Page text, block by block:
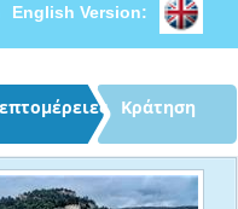
English Version: